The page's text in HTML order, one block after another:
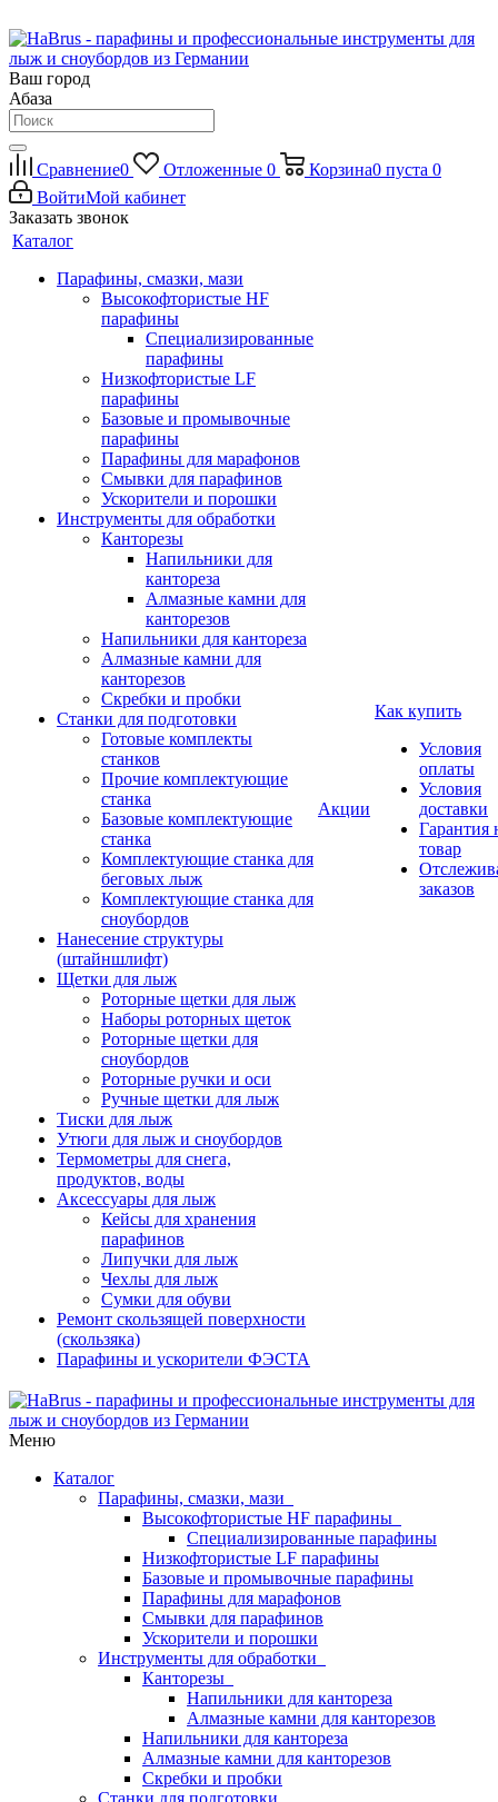
Ваш город
Абаза
Сравнение0 Отложенные 0 Корзина0 пуста 0
ВойтиМой кабинет
Заказать звонок
Каталог
Парафины, смазки, мази
Высокофтористые HF
парафины
Специализированные
парафины
Низкофтористые LF
парафины
Базовые и промывочные
парафины
Парафины для марафонов
Смывки для парафинов
Ускорители и порошки
Инструменты для обработки
Канторезы
Напильники для
кантореза
Алмазные камни для
канторезов
Напильники для кантореза
Алмазные камни для
канторезов
Скребки и пробки
Станки для подготовки
Готовые комплекты
станков
Прочие комплектующие
станка
Базовые комплектующие
станка
Комплектующие станка для
беговых лыж
Комплектующие станка для
сноубордов
Нанесение структуры
(штайншлифт)
Щетки для лыж
Роторные щетки для лыж
Наборы роторных щеток
Роторные щетки для
сноубордов
Роторные ручки и оси
Ручные щетки для лыж
Тиски для лыж
Утюги для лыж и сноубордов
Термометры для снега,
продуктов, воды
Аксессуары для лыж
Кейсы для хранения
парафинов
Липучки для лыж
Чехлы для лыж
Сумки для обуви
Ремонт скользящей поверхности
(скользяка)
Парафины и ускорители ФЭСТА
Акции
Как купить
Условия
оплаты
Условия
доставки
Гарантия
товар
заказов
Меню
Каталог
Парафины, смазки, мази
Высокофтористые HF парафины
Специализированные парафины
Низкофтористые LF парафины
Базовые и промывочные парафины
Парафины для марафонов
Смывки для парафинов
Ускорители и порошки
Инструменты для обработки
Канторезы
Напильники для кантореза
Алмазные камни для канторезов
Напильники для кантореза
Алмазные камни для канторезов
Скребки и пробки
Станки для подготовки